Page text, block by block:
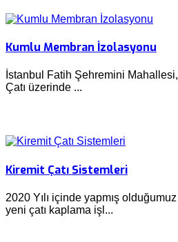
Kumlu Membran İzolasyonu
İstanbul Fatih Şehremini Mahallesi,
Çatı üzerinde ...
Kiremit Çatı Sistemleri
2020 Yılı içinde yapmış olduğumuz
yeni çatı kaplama işl...